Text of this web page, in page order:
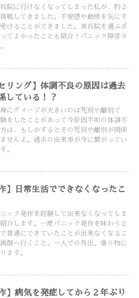
院に行けなくなってしまった私が、約２
戦してきました。不安感や動悸を気にす
けることができました。美容院を選ぶポ
てよかったことも紹介！パニック障害９
リング】体調不良の原因は過去
している！？
にダメージが大きいのは死別や離別で
をしたことがあって今原因不明の体調不
は、もしかするとその死別や離別が関係
せんよ。過去の出来事が今に繋がってい
。
】日常生活でできなくなったこ
ック発作を経験して出来なくなってしま
介します。一度パニック発作を味わうと
普通にできていたことが出来なくなるこ
館へ行くこと。一人での外出。乗り物に
ます。
】病気を発症してから２年ぶり